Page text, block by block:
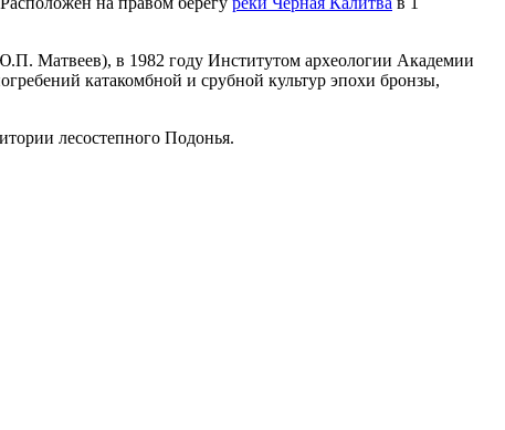
Матвеев), в 1982 году Институтом археологии Академии
катакомбной и срубной культур эпохи бронзы,
лесостепного Подонья.